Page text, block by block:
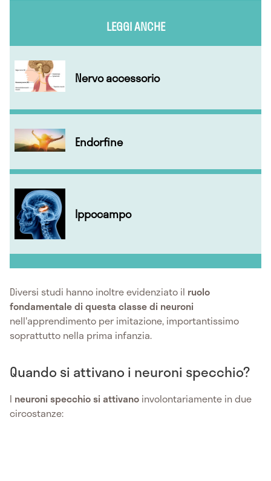
LEGGI ANCHE
Nervo accessorio
Endorfine
Ippocampo
Diversi studi hanno inoltre evidenziato il ruolo
fondamentale di questa classe di neuroni
nell'apprendimento per imitazione, importantissimo
soprattutto nella prima infanzia.
Quando si attivano i neuroni specchio?
I neuroni specchio si attivano involontariamente in due
circostanze: